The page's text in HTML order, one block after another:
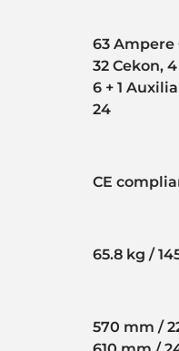
63 Ampere
32 Cekon, 4
6 + 1
24
CE
65.8 kg /
570 mm /